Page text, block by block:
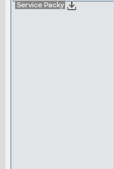
Service Packy